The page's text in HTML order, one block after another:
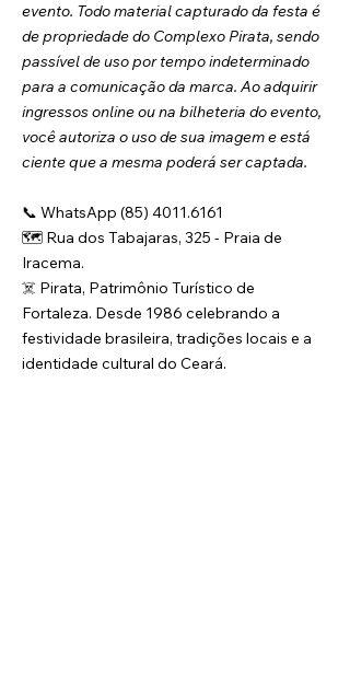
evento. Todo material capturado da festa é
de propriedade do Complexo Pirata, sendo
passível de uso por tempo indeterminado
para a comunicação da marca. Ao adquirir
ingressos online ou na bilheteria do evento,
você autoriza o uso de sua imagem e está
ciente que a mesma poderá ser captada.
📞 WhatsApp (85) 4011.6161
🗺️ Rua dos Tabajaras, 325 - Praia de
Iracema.
☠️ Pirata, Patrimônio Turístico de
Fortaleza. Desde 1986 celebrando a
festividade brasileira, tradições locais e a
identidade cultural do Ceará.